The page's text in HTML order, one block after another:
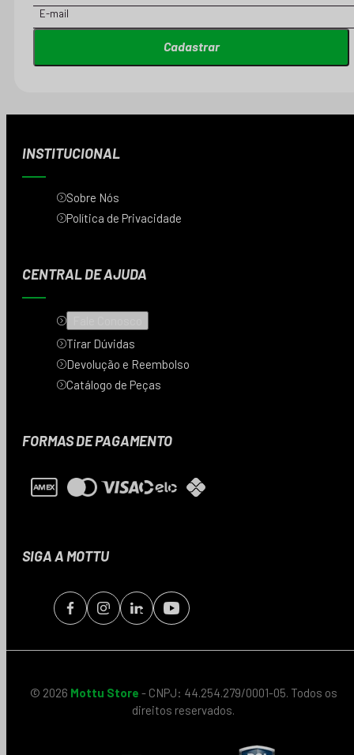
Cadastrar
INSTITUCIONAL
Sobre Nós
Política de Privacidade
CENTRAL DE AJUDA
Tirar Dúvidas
Devolução e Reembolso
Catálogo de Peças
FORMAS DE PAGAMENTO
SIGA A MOTTU
© 2026 Mottu Store - CNPJ: 44.254.279/0001-05. Todos os
direitos reservados.